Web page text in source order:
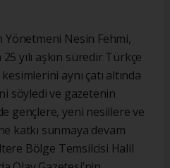
Yönetmeni Nesin Fehmi,
yılı aşkın süredir Türkçe
aynı çatı altında
söyledi ve gazetenin
gençlere, yeni nesillere ve
katkı sunmaya devam
Bölge Temsilcisi Halil